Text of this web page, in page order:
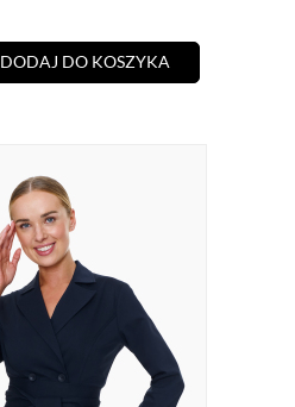
DODAJ DO KOSZYKA